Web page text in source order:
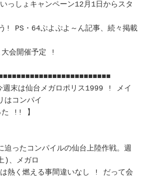
っしょキャンペーン12月1日からスタ
! PS・64ぷよぷよ～ん記事、続々掲載
大会開催予定 !
末は仙台メガロポリス1999 ! メイ
はコンパイ
!! 】
迫ったコンパイルの仙台上陸作戦。週
)、メガロ
熱く燃える事間違いなし ! だって会